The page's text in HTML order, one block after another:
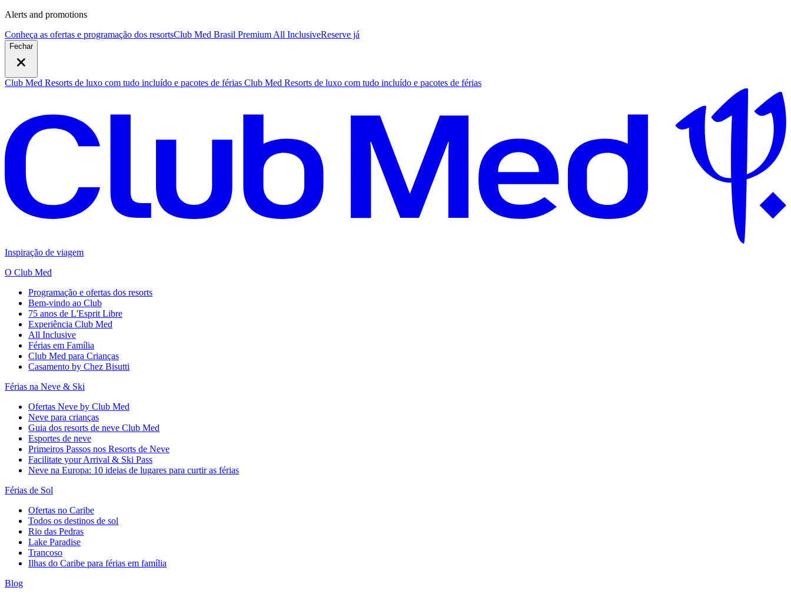
Alerts and promotions
Conheça as ofertas e programação dos resortsClub Med Brasil Premium All InclusiveReserve já
Fechar
Club Med Resorts de luxo com tudo incluído e pacotes de férias Club Med Resorts de luxo com tudo incluído e pacotes de férias
Inspiração de viagem
O Club Med
Programação e ofertas dos resorts
Bem-vindo ao Club
75 anos de L'Esprit Libre
Experiência Club Med
All Inclusive
Férias em Família
Club Med para Crianças
Casamento by Chez Bisutti
Férias na Neve & Ski
Ofertas Neve by Club Med
Neve para crianças
Guia dos resorts de neve Club Med
Esportes de neve
Primeiros Passos nos Resorts de Neve
Facilitate your Arrival & Ski Pass
Neve na Europa: 10 ideias de lugares para curtir as férias
Férias de Sol
Ofertas no Caribe
Todos os destinos de sol
Rio das Pedras
Lake Paradise
Trancoso
Ilhas do Caribe para férias em família
Blog